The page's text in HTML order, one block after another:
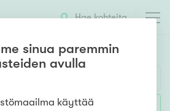
Hae kohteita
sinua paremmin
avulla
käyttää